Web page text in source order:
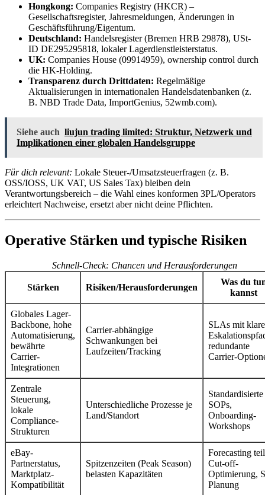
Hongkong: Companies Registry (HKCR) –
Gesellschaftsregister, Jahresmeldungen, Änderungen in
Geschäftsführung/Eigentum.
Deutschland: Handelsregister (Bremen HRB 29878), USt-
ID DE295295818, lokaler Lagerdienstleisterstatus.
UK: Companies House (09914959), ownership control durch
die HK-Holding.
Transparenz durch Drittdaten: Regelmäßige
Aktualisierungen in internationalen Handelsdatenbanken (z.
B. NBD Trade Data, ImportGenius, 52wmb.com).
Siehe auch liujun trading limited: Struktur, Netzwerk und
Implikationen einer globalen Handelsgruppe
Für dich relevant: Lokale Steuer-/Umsatzsteuerfragen (z. B.
OSS/IOSS, UK VAT, US Sales Tax) bleiben dein
Verantwortungsbereich – die Wahl eines konformen 3PL/Operators
erleichtert Nachweise, ersetzt aber nicht deine Pflichten.
Operative Stärken und typische Risiken
Schnell-Check: Chancen und Herausforderungen
Stärken Risiken/Herausforderungen
Was du
kannst
Globales Lager-
Backbone, hohe
Automatisierung,
bewährte
Carrier-
Integrationen
Carrier-abhängige
Schwankungen bei
Laufzeiten/Tracking
SLAs mit
redundante
Carrier-
Zentrale
Steuerung,
lokale
Compliance-
Strukturen
Unterschiedliche Prozesse je
Land/Standort
Standardisierte
SOPs,
Onboarding-
Workshops
eBay-
Partnerstatus,
Marktplatz-
Kompatibilität
Spitzenzeiten (Peak Season)
belasten Kapazitäten
Forecasting
Cut-off-
Optimierung,
Planung